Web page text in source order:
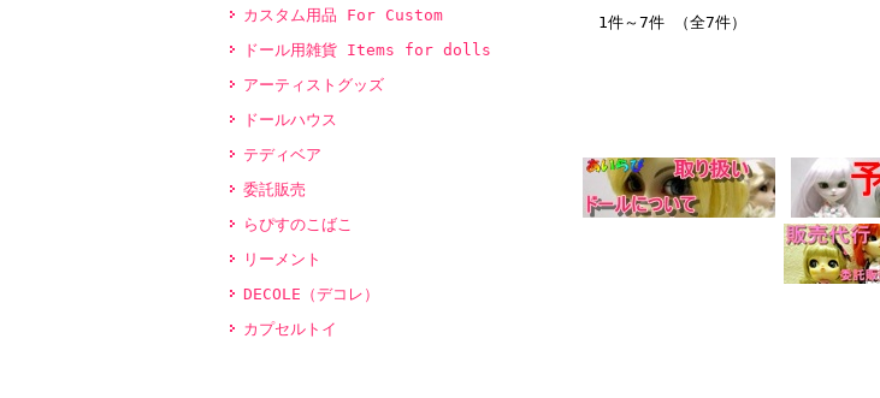
カスタム用品 For Custom
ドール用雑貨 Items for dolls
アーティストグッズ
ドールハウス
テディベア
委託販売
らぴすのこばこ
リーメント
DECOLE（デコレ）
カプセルトイ
1件～7件 （全7件）